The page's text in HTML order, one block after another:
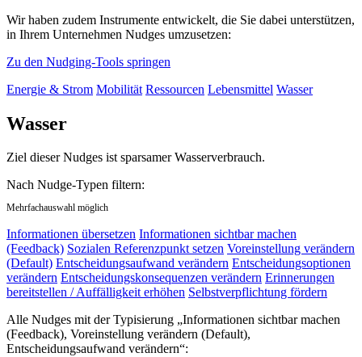
Wir haben zudem Instrumente entwickelt, die Sie dabei unterstützen,
in Ihrem Unternehmen Nudges umzusetzen:
Zu den Nudging-Tools springen
Energie & Strom Mobilität Ressourcen Lebensmittel Wasser
Wasser
Ziel dieser Nudges ist sparsamer Wasserverbrauch.
Nach Nudge-Typen filtern:
Mehrfachauswahl möglich
Informationen übersetzen Informationen sichtbar machen
(Feedback) Sozialen Referenzpunkt setzen Voreinstellung verändern
(Default) Entscheidungsaufwand verändern Entscheidungsoptionen
verändern Entscheidungskonsequenzen verändern Erinnerungen
bereitstellen / Auffälligkeit erhöhen Selbstverpflichtung fördern
Alle Nudges mit der Typisierung „Informationen sichtbar machen
(Feedback), Voreinstellung verändern (Default),
Entscheidungsaufwand verändern“: